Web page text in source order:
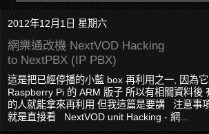
2012年12月1日 星期六
網樂通改機 NextVOD Hacking
to NextPBX (IP PBX)
這是把已經停播的小藍 box 再利用之一, 因為
Raspberry Pi 的 ARM 版子 所以有相關資料後
的人就能拿來再利用 但我這篇是要講 注意事
就是直接看 NextVOD unit Hacking - 網...